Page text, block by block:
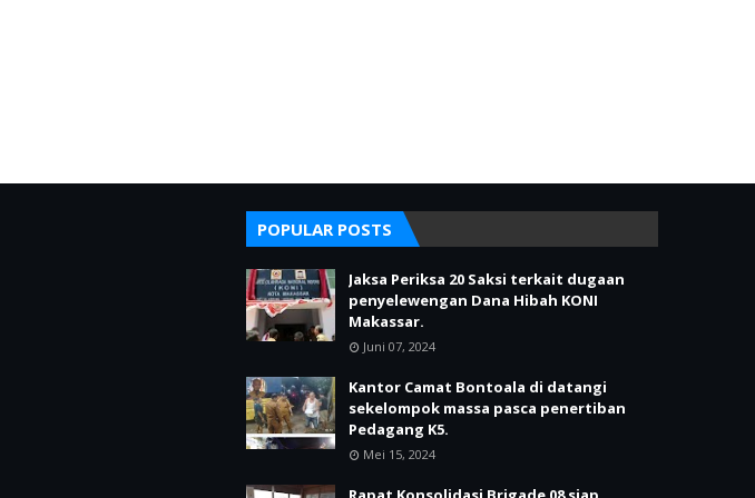
POPULAR POSTS
Jaksa Periksa 20 Saksi terkait dugaan
penyelewengan Dana Hibah KONI
Makassar.
Juni 07, 2024
Kantor Camat Bontoala di datangi
sekelompok massa pasca penertiban
Pedagang K5.
Mei 15, 2024